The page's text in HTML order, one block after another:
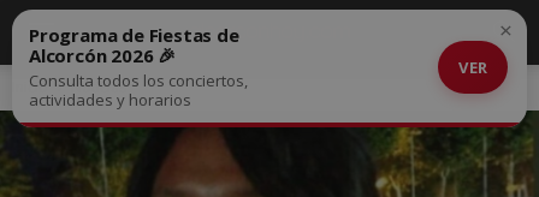
Inicio Noticias
Programa de Fiestas de
Alcorcón 2026 🎉
Consulta todos los conciertos,
actividades y horarios
VER
×